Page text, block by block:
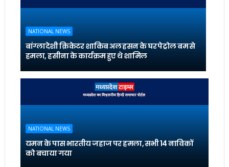
NATIONAL NEWS
बांग्लादेशी क्रिकेटर शाकिब अल हसन के घर पेट्रोल बम से
हमला, हसीना के कार्यक्रम हुए थे शामिल
NATIONAL NEWS
यमन के पास भारतीय जहाज पर हमला, सभी 14 नाविकों
को बचाया गया